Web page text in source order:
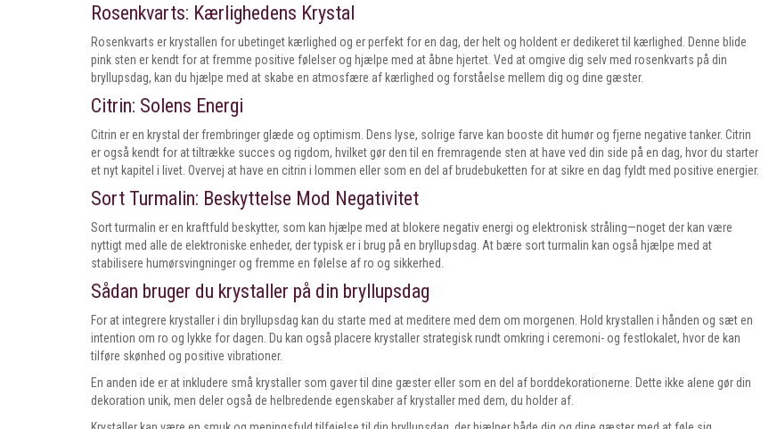
Rosenkvarts: Kærlighedens Krystal
Rosenkvarts er krystallen for ubetinget kærlighed og er perfekt for en dag, der helt og holdent er dedikeret til kærlighed. Denne blide
pink sten er kendt for at fremme positive følelser og hjælpe med at åbne hjertet. Ved at omgive dig selv med rosenkvarts på din
bryllupsdag, kan du hjælpe med at skabe en atmosfære af kærlighed og forståelse mellem dig og dine gæster.
Citrin: Solens Energi
Citrin er en krystal der frembringer glæde og optimism. Dens lyse, solrige farve kan booste dit humør og fjerne negative tanker. Citrin
er også kendt for at tiltrække succes og rigdom, hvilket gør den til en fremragende sten at have ved din side på en dag, hvor du starter
et nyt kapitel i livet. Overvej at have en citrin i lommen eller som en del af brudebuketten for at sikre en dag fyldt med positive energier.
Sort Turmalin: Beskyttelse Mod Negativitet
Sort turmalin er en kraftfuld beskytter, som kan hjælpe med at blokere negativ energi og elektronisk stråling—noget der kan være
nyttigt med alle de elektroniske enheder, der typisk er i brug på en bryllupsdag. At bære sort turmalin kan også hjælpe med at
stabilisere humørsvingninger og fremme en følelse af ro og sikkerhed.
Sådan bruger du krystaller på din bryllupsdag
For at integrere krystaller i din bryllupsdag kan du starte med at meditere med dem om morgenen. Hold krystallen i hånden og sæt en
intention om ro og lykke for dagen. Du kan også placere krystaller strategisk rundt omkring i ceremoni- og festlokalet, hvor de kan
tilføre skønhed og positive vibrationer.
En anden ide er at inkludere små krystaller som gaver til dine gæster eller som en del af borddekorationerne. Dette ikke alene gør din
dekoration unik, men deler også de helbredende egenskaber af krystaller med dem, du holder af.